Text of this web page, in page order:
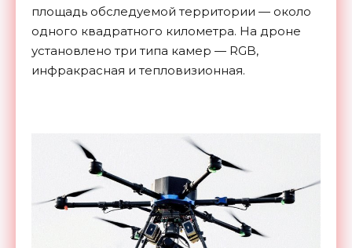
площадь обследуемой территории — около
одного квадратного километра. На дроне
установлено три типа камер — RGB,
инфракрасная и тепловизионная.